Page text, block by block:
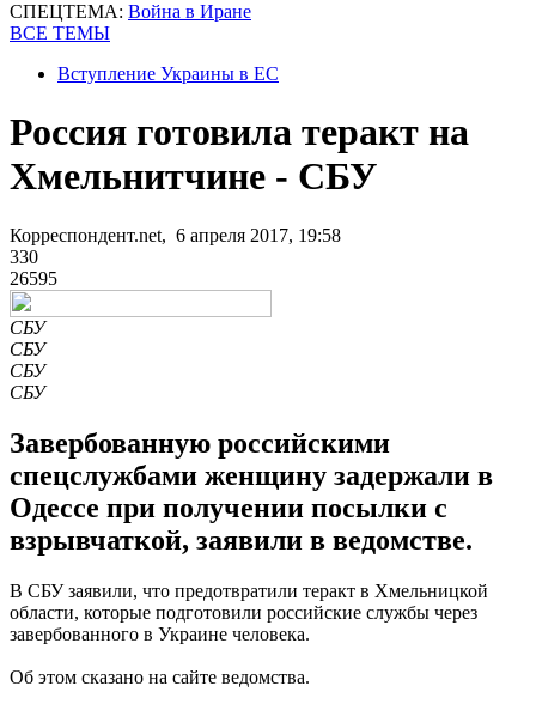
СПЕЦТЕМА: Война в Иране
ВСЕ ТЕМЫ
Вступление Украины в ЕС
Россия готовила теракт на
Хмельнитчине - СБУ
Корреспондент.net, 6 апреля 2017, 19:58
330
26595
СБУ
СБУ
СБУ
СБУ
Завербованную российскими
спецслужбами женщину задержали в
Одессе при получении посылки с
взрывчаткой, заявили в ведомстве.
В СБУ заявили, что предотвратили теракт в Хмельницкой
области, которые подготовили российские службы через
завербованного в Украине человека.
Об этом сказано на сайте ведомства.